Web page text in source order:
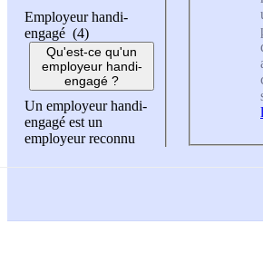
Employeur handi-
engagé (4)
Qu'est-ce qu'un
employeur handi-
engagé ?
Un employeur handi-
engagé est un
employeur reconnu